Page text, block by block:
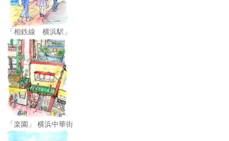
「相鉄線 横浜駅」
「楽園」 横浜中華街